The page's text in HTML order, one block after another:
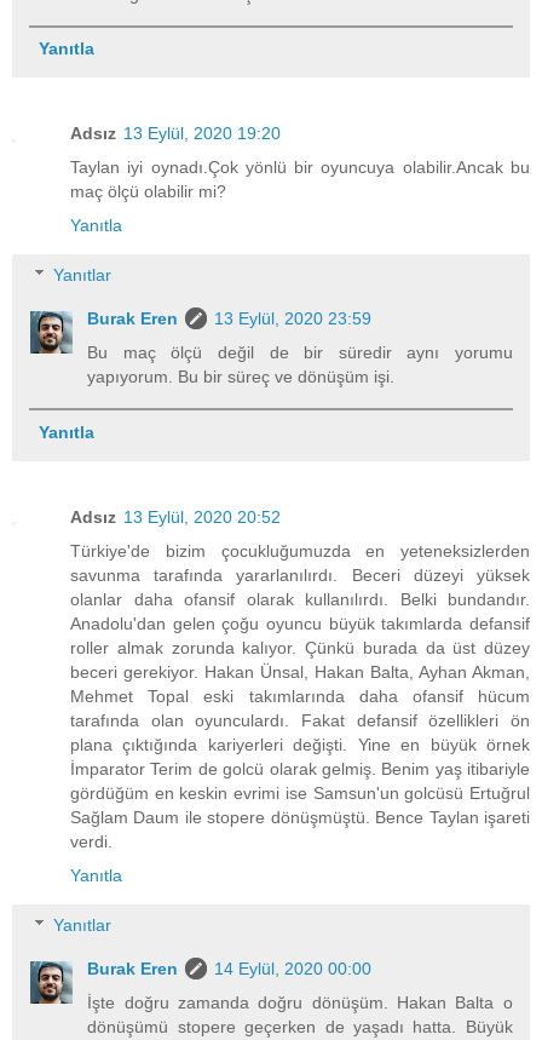
Yanıtla
Adsız 13 Eylül, 2020 19:20
Taylan iyi oynadı.Çok yönlü bir oyuncuya olabilir.Ancak bu
maç ölçü olabilir mi?
Yanıtla
Yanıtlar
Burak Eren
13 Eylül, 2020 23:59
Bu maç ölçü değil de bir süredir aynı yorumu
yapıyorum. Bu bir süreç ve dönüşüm işi.
Yanıtla
Adsız 13 Eylül, 2020 20:52
Türkiye'de bizim çocukluğumuzda en yeteneksizlerden
savunma tarafında yararlanılırdı. Beceri düzeyi yüksek
olanlar daha ofansif olarak kullanılırdı. Belki bundandır.
Anadolu'dan gelen çoğu oyuncu büyük takımlarda defansif
roller almak zorunda kalıyor. Çünkü burada da üst düzey
beceri gerekiyor. Hakan Ünsal, Hakan Balta, Ayhan Akman,
Mehmet Topal eski takımlarında daha ofansif hücum
tarafında olan oyunculardı. Fakat defansif özellikleri ön
plana çıktığında kariyerleri değişti. Yine en büyük örnek
İmparator Terim de golcü olarak gelmiş. Benim yaş itibariyle
gördüğüm en keskin evrimi ise Samsun'un golcüsü Ertuğrul
Sağlam Daum ile stopere dönüşmüştü. Bence Taylan işareti
verdi.
Yanıtla
Yanıtlar
Burak Eren
14 Eylül, 2020 00:00
İşte doğru zamanda doğru dönüşüm. Hakan Balta o
dönüşümü stopere geçerken de yaşadı hatta. Büyük